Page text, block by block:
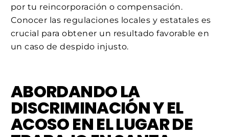
por tu reincorporación o compensación.
Conocer las regulaciones locales y estatales es
crucial para obtener un resultado favorable en
un caso de despido injusto.
ABORDANDO LA
DISCRIMINACIÓN Y EL
ACOSO EN EL LUGAR DE